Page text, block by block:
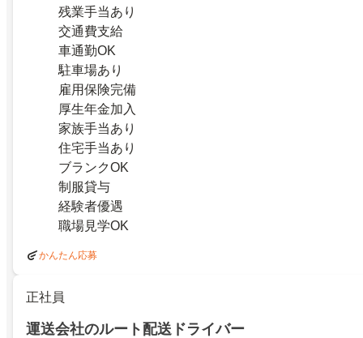
残業手当あり
交通費支給
車通勤OK
駐車場あり
雇用保険完備
厚生年金加入
家族手当あり
住宅手当あり
ブランクOK
制服貸与
経験者優遇
職場見学OK
かんたん応募
正社員
運送会社のルート配送ドライバー